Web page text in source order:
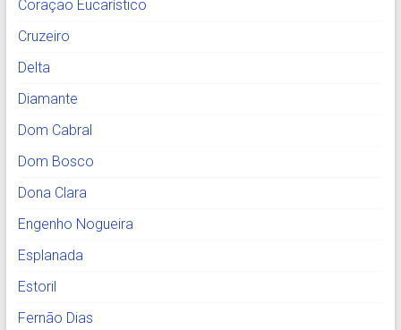
Coração Eucarístico
Cruzeiro
Delta
Diamante
Dom Cabral
Dom Bosco
Dona Clara
Engenho Nogueira
Esplanada
Estoril
Fernão Dias